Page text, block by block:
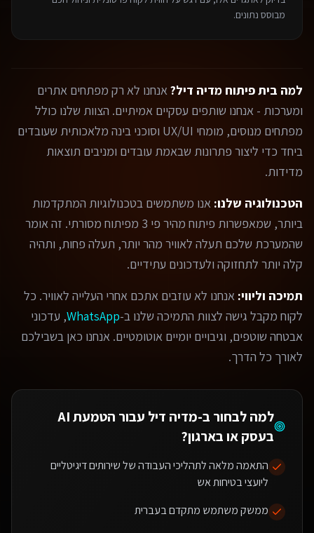
מבוסס נתונים.
למה בית פיתוח מדיה דיל?אנחנו לא רק מפתחים אתרים
ומערכות - אנחנו שותפים עסקיים אמיתיים. הצוות שלנו כולל
מפתחים מנוסים, מומחי UX/UI וסוכני בינה מלאכותית שעובדים
ביחד כדי ליצור פתרונות שבאמת עובדים ומניבים תוצאות
מדידות.
הטכנולוגיה שלנו: אנו משתמשים בטכנולוגיות המתקדמות
ביותר, שמאפשרות פיתוח מהיר פי 3 מפיתוח מסורתי. זה אומר
שהמערכת שלכם תעלה לאוויר מהר יותר, תעלה פחות, ותהיה
קלה יותר לתחזוקה ולעדכונים עתידיים.
תמיכה וליווי: אנחנו לא עוזבים אתכם אחרי העלייה לאוויר. כל
לקוח מקבל גישה לצוות התמיכה שלנו ב-WhatsApp, עדכוני
אבטחה שוטפים, וגיבויים יומיים אוטומטיים. אנחנו כאן בשבילכם
לאורך כל הדרך.
למה לבחור ב-מדיה דיל עבור
הטמעת AI
בעסק או בארגון?
התאמה מלאה לתהליכי העבודה של שירותים דיגיטליים
ליועצי בטיחות אש
ממשק משתמש מתקדם בעברית